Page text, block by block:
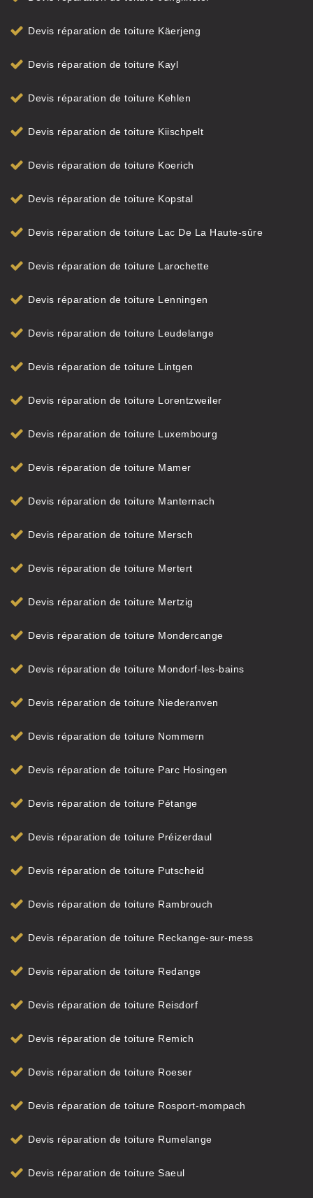
Devis réparation de toiture Käerjeng
Devis réparation de toiture Kayl
Devis réparation de toiture Kehlen
Devis réparation de toiture Kiischpelt
Devis réparation de toiture Koerich
Devis réparation de toiture Kopstal
Devis réparation de toiture Lac De La Haute-sûre
Devis réparation de toiture Larochette
Devis réparation de toiture Lenningen
Devis réparation de toiture Leudelange
Devis réparation de toiture Lintgen
Devis réparation de toiture Lorentzweiler
Devis réparation de toiture Luxembourg
Devis réparation de toiture Mamer
Devis réparation de toiture Manternach
Devis réparation de toiture Mersch
Devis réparation de toiture Mertert
Devis réparation de toiture Mertzig
Devis réparation de toiture Mondercange
Devis réparation de toiture Mondorf-les-bains
Devis réparation de toiture Niederanven
Devis réparation de toiture Nommern
Devis réparation de toiture Parc Hosingen
Devis réparation de toiture Pétange
Devis réparation de toiture Préizerdaul
Devis réparation de toiture Putscheid
Devis réparation de toiture Rambrouch
Devis réparation de toiture Reckange-sur-mess
Devis réparation de toiture Redange
Devis réparation de toiture Reisdorf
Devis réparation de toiture Remich
Devis réparation de toiture Roeser
Devis réparation de toiture Rosport-mompach
Devis réparation de toiture Rumelange
Devis réparation de toiture Saeul